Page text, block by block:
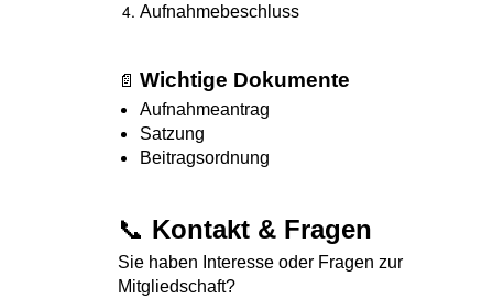
Aufnahmebeschluss
📄 Wichtige Dokumente
Aufnahmeantrag
Satzung
Beitragsordnung
📞 Kontakt & Fragen
Sie haben Interesse oder Fragen zur
Mitgliedschaft?